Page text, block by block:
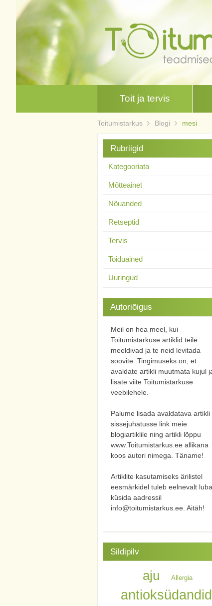
Toit ja tervis
Toitumistarkus Blogi mesi
Rubriigid
Kategooriata
Mõtteainet
Nõuanded
Retseptid
Tervis
Toiduained
Uuringud
Autoriõigus
Meil on hea meel, kui
Toitumistarkuse artiklid teile
meeldivad ja te neid levitada
soovite. Tingimuseks on, et
avaldate artikli muutmata kujul
lisate viite Toitumistarkuse
veebilehele.
Palume lisada avaldatava artikli
sissejuhatusse link meie
blogiartiklile ning artikli lõppu
www.Toitumistarkus.ee allikana
koos autori nimega. Täname!
Artiklite kasutamiseks ärilistel
eesmärkidel tuleb eelnevalt luba
küsida aadressil
info@toitumistarkus.ee. Aitäh!
Sildipilv
aju Allergia
antioksüdandid